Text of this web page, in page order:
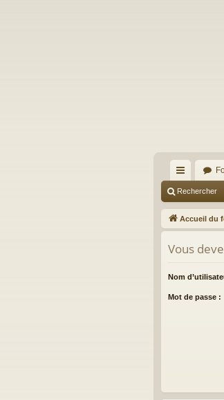
ac
co
ur
ci
s
Rechercher
Accueil du
Vous
Nom
Mot de passe :